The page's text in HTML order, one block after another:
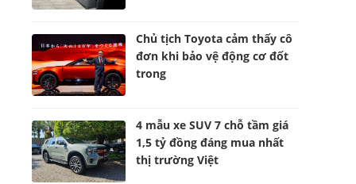
Chủ tịch Toyota cảm thấy cô
đơn khi bảo vệ động cơ đốt
trong
4 mẫu xe SUV 7 chỗ tầm giá
1,5 tỷ đồng đáng mua nhất
thị trường Việt